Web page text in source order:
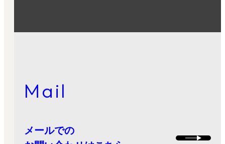
Mail
メールでの